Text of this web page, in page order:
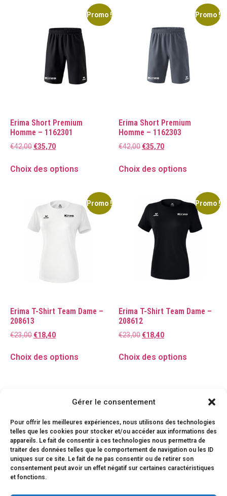
Gérer le consentement
Pour offrir les meilleures expériences, nous utilisons des technologies
telles que les cookies pour stocker et/ou accéder aux informations des
appareils. Le fait de consentir à ces technologies nous permettra de
traiter des données telles que le comportement de navigation ou les ID
uniques sur ce site. Le fait de ne pas consentir ou de retirer son
consentement peut avoir un effet négatif sur certaines caractéristiques
et fonctions.
Promo !
Erima Short Premium
Homme – 1162301
€42,00€35,70
Choix des options
Promo !
Erima Short Premium
Homme – 1162303
€42,00€35,70
Choix des options
Promo !
Erima T-Shirt Team Dame –
208613
€23,00€18,40
Choix des options
Promo !
Erima T-Shirt Team Dame –
208612
€23,00€18,40
Choix des options